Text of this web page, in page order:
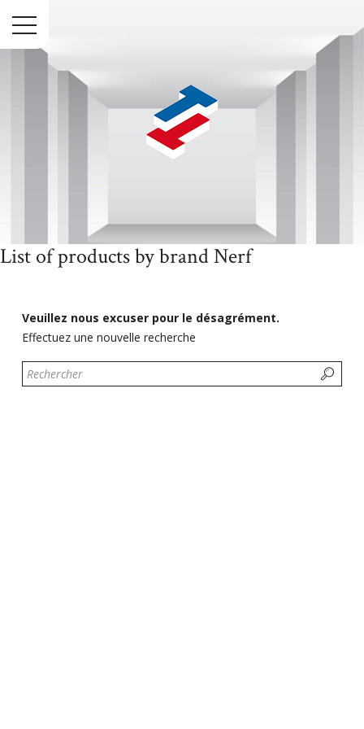
Accueil Marques Nerf
List of products by brand Nerf
Veuillez nous excuser pour le désagrément.
Effectuez une nouvelle recherche